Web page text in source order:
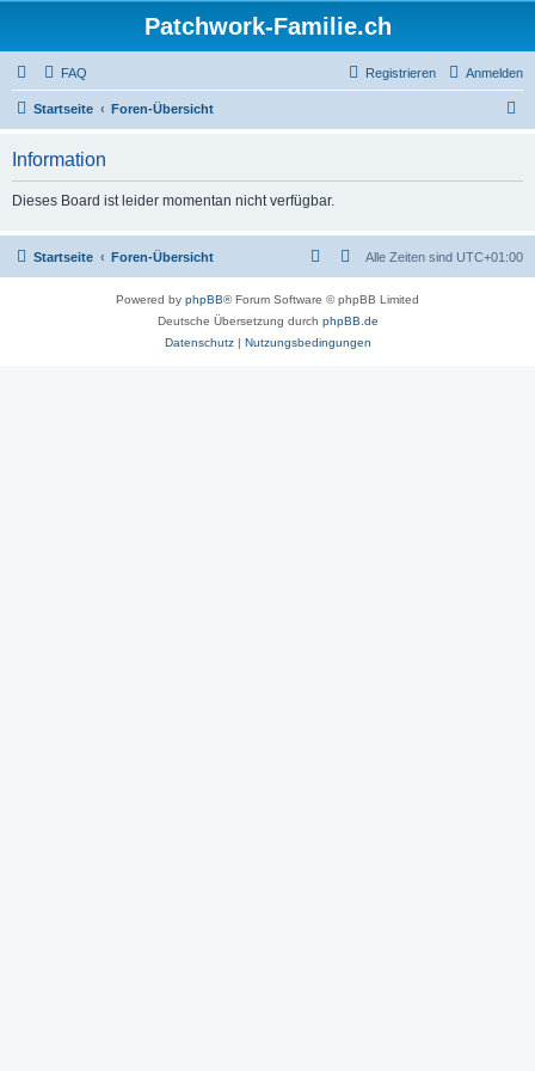
Patchwork-Familie.ch
FAQ Anmelden
Registrieren
Startseite Foren-Übersicht
Information
Dieses Board ist leider momentan nicht verfügbar.
Startseite Foren-Übersicht Alle Zeiten sind UTC+01:00
Powered by phpBB® Forum Software © phpBB Limited
Deutsche Übersetzung durch phpBB.de
Datenschutz| Nutzungsbedingungen